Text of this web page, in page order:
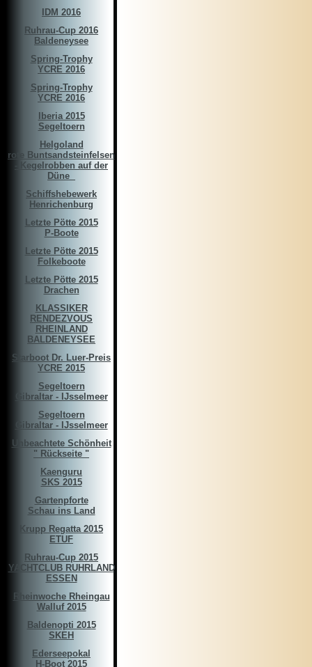
IDM 2016
Ruhrau-Cup 2016
Baldeneysee
Spring-Trophy
YCRE 2016
Spring-Trophy
YCRE 2016
Iberia 2015
Segeltoern
Helgoland
rote Buntsandsteinfelsen
- Kegelrobben auf der
Düne ­­­ ­
Schiffshebewerk
Henrichenburg
Letzte Pötte 2015
P-Boote
Letzte Pötte 2015
Folkeboote
Letzte Pötte 2015
Drachen
KLASSIKER
RENDEZVOUS
RHEINLAND
BALDENEYSEE
Starboot Dr. Luer-Preis
YCRE 2015
Segeltoern
Gibraltar - IJsselmeer
Segeltoern
Gibraltar - IJsselmeer
Unbeachtete Schönheit
" Rückseite "
Kaenguru
SKS 2015
Gartenpforte
Schau ins Land
Krupp Regatta 2015
ETUF
Ruhrau-Cup 2015
YACHTCLUB RUHRLAND
ESSEN
Rheinwoche Rheingau
Walluf 2015
Baldenopti 2015
SKEH
Ederseepokal
H-Boot 2015